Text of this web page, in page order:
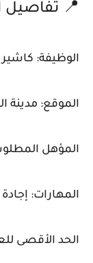
📍 تفاصيل
الوظيفة: كاشير
الموقع: مدينة
المؤهل
المهارات: إجادة
الحد الأقصى للعمر: